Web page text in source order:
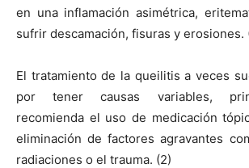
en una inflamación asimétrica,
sufrir descamación, fisuras y erosiones.
El tratamiento de la queilitis a veces
por tener causas variables,
recomienda el uso de medicación
eliminación de factores agravantes
radiaciones o el trauma. (2)